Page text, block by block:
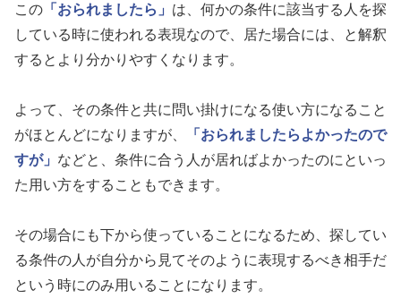
この 「おられましたら」 は、何かの条件に該当する人を探
している時に使われる表現なので、居た場合には、と解釈
するとより分かりやすくなります。
よって、その条件と共に問い掛けになる使い方になること
がほとんどになりますが、
「おられましたらよかったので
すが」 などと、条件に合う人が居ればよかったのにといっ
た用い方をすることもできます。
その場合にも下から使っていることになるため、探してい
る条件の人が自分から見てそのように表現するべき相手だ
という時にのみ用いることになります。